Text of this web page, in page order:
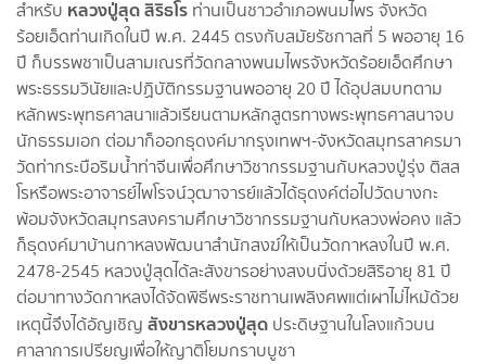
สำหรับ หลวงปู่สุด สิริธโร ท่านเป็นชาวอำเภอพนมไพร จังหวัด
ร้อยเอ็ดท่านเกิดในปี พ.ศ. 2445 ตรงกับสมัยรัชกาลที่ 5 พออายุ 16
ปี ก็บรรพชาเป็นสามเณรที่วัดกลางพนมไพรจังหวัดร้อยเอ็ดศึกษา
พระธรรมวินัยและปฏิบัติกรรมฐานพออายุ 20 ปี ได้อุปสมบทตาม
หลักพระพุทธศาสนาแล้วเรียนตามหลักสูตรทางพระพุทธศาสนาจบ
นักธรรมเอก ต่อมาก็ออกธุดงค์มากรุงเทพฯ-จังหวัดสมุทรสาครมา
วัดท่ากระบือริมน้ำท่าจีนเพื่อศึกษาวิชากรรมฐานกับหลวงปู่รุ่ง ติสส
โรหรือพระอาจารย์ไพโรจน์วุฒาจารย์แล้วได้ธุดงค์ต่อไปวัดบางกะ
พ้อมจังหวัดสมุทรสงครามศึกษาวิชากรรมฐานกับหลวงพ่อคง แล้ว
ก็ธุดงค์มาบ้านกาหลงพัฒนาสำนักสงฆ์ให้เป็นวัดกาหลงในปี พ.ศ.
2478-2545 หลวงปู่สุดได้ละสังขารอย่างสงบนิ่งด้วยสิริอายุ 81 ปี
ต่อมาทางวัดกาหลงได้จัดพิธีพระราชทานเพลิงศพแต่เผาไม่ไหม้ด้วย
เหตุนี้จึงได้อัญเชิญ สังขารหลวงปู่สุด ประดิษฐานในโลงแก้วบน
ศาลาการเปรียญเพื่อให้ญาติโยมกราบบูชา